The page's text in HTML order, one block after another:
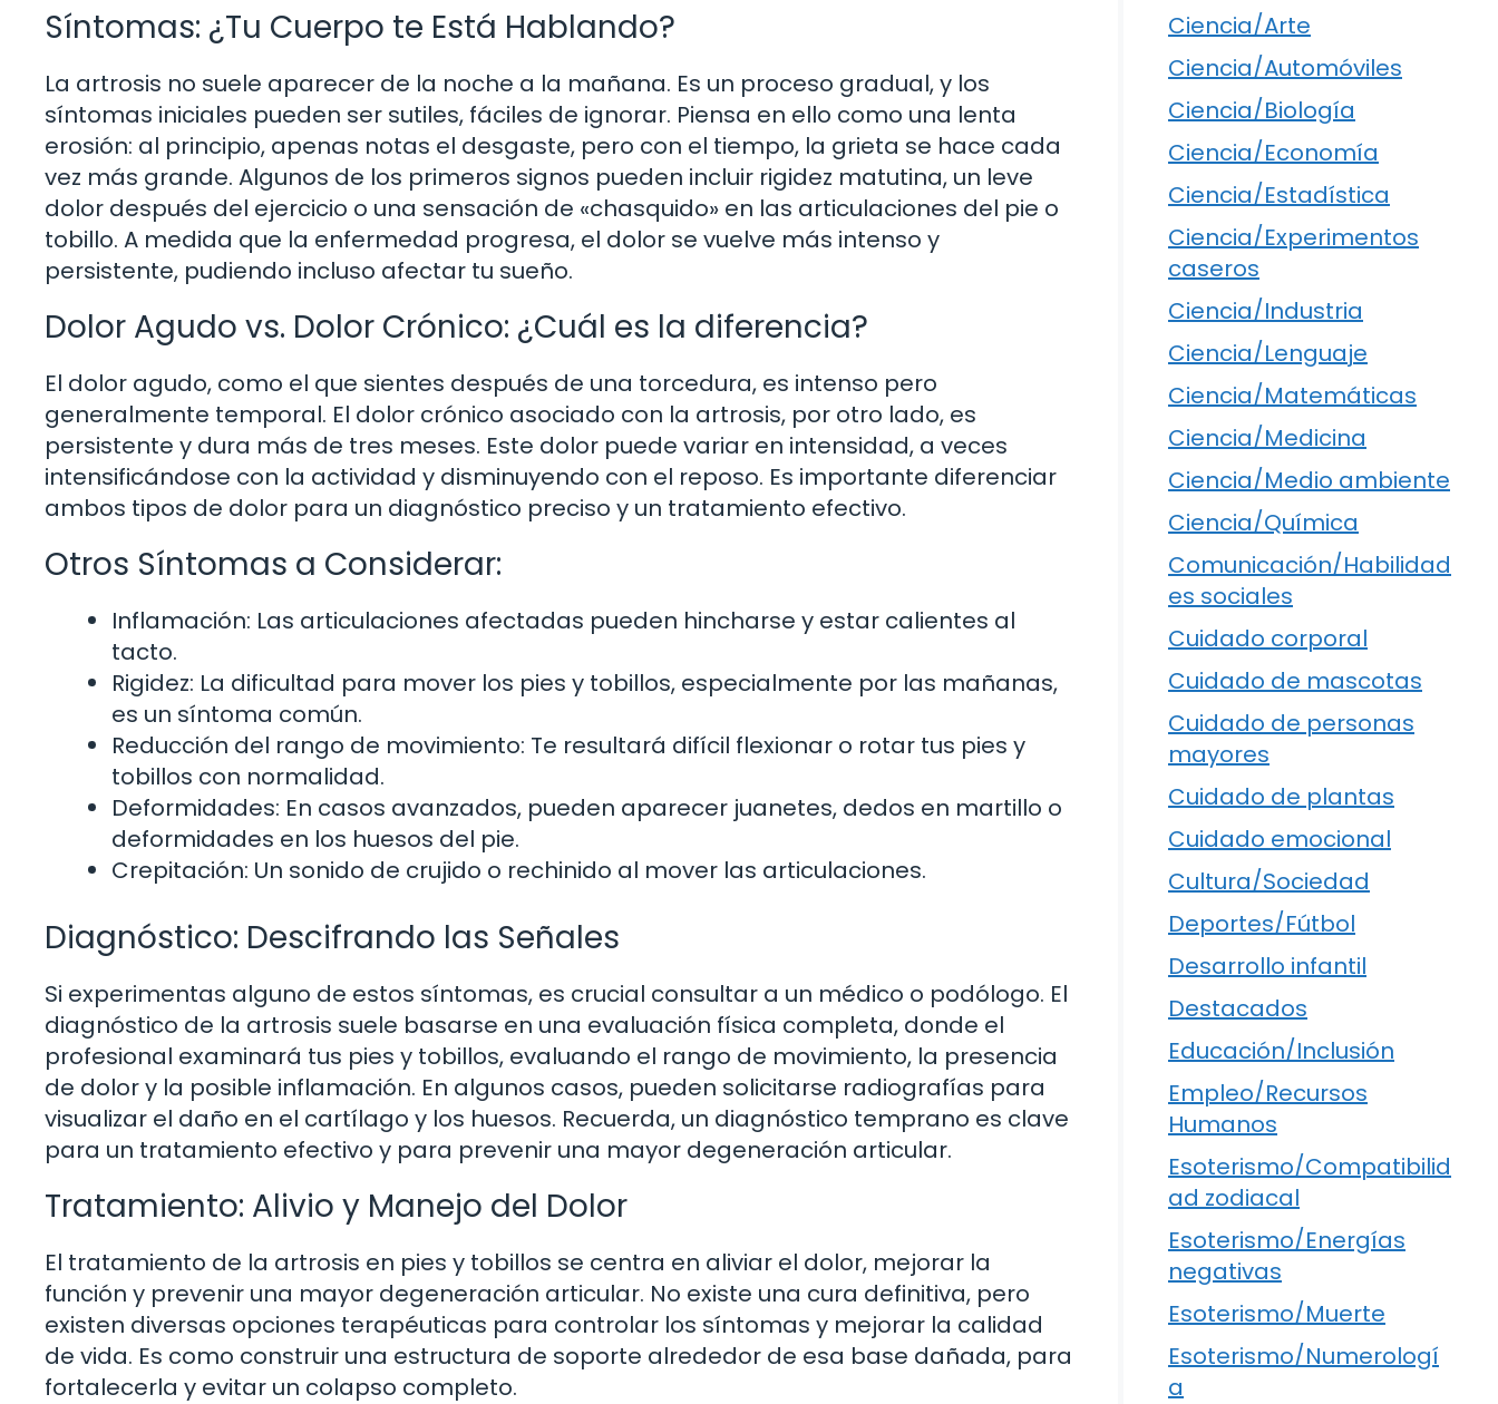
Síntomas: ¿Tu Cuerpo te Está Hablando?
La artrosis no suele aparecer de la noche a la mañana. Es un proceso gradual, y los
síntomas iniciales pueden ser sutiles, fáciles de ignorar. Piensa en ello como una lenta
erosión: al principio, apenas notas el desgaste, pero con el tiempo, la grieta se hace cada
vez más grande. Algunos de los primeros signos pueden incluir rigidez matutina, un leve
dolor después del ejercicio o una sensación de «chasquido» en las articulaciones del pie o
tobillo. A medida que la enfermedad progresa, el dolor se vuelve más intenso y
persistente, pudiendo incluso afectar tu sueño.
Dolor Agudo vs. Dolor Crónico: ¿Cuál es la diferencia?
El dolor agudo, como el que sientes después de una torcedura, es intenso pero
generalmente temporal. El dolor crónico asociado con la artrosis, por otro lado, es
persistente y dura más de tres meses. Este dolor puede variar en intensidad, a veces
intensificándose con la actividad y disminuyendo con el reposo. Es importante diferenciar
ambos tipos de dolor para un diagnóstico preciso y un tratamiento efectivo.
Otros Síntomas a Considerar:
Inflamación: Las articulaciones afectadas pueden hincharse y estar calientes al
tacto.
Rigidez: La dificultad para mover los pies y tobillos, especialmente por las mañanas,
es un síntoma común.
Reducción del rango de movimiento: Te resultará difícil flexionar o rotar tus pies y
tobillos con normalidad.
Deformidades: En casos avanzados, pueden aparecer juanetes, dedos en martillo o
deformidades en los huesos del pie.
Crepitación: Un sonido de crujido o rechinido al mover las articulaciones.
Diagnóstico: Descifrando las Señales
Si experimentas alguno de estos síntomas, es crucial consultar a un médico o podólogo. El
diagnóstico de la artrosis suele basarse en una evaluación física completa, donde el
profesional examinará tus pies y tobillos, evaluando el rango de movimiento, la presencia
de dolor y la posible inflamación. En algunos casos, pueden solicitarse radiografías para
visualizar el daño en el cartílago y los huesos. Recuerda, un diagnóstico temprano es clave
para un tratamiento efectivo y para prevenir una mayor degeneración articular.
Tratamiento: Alivio y Manejo del Dolor
El tratamiento de la artrosis en pies y tobillos se centra en aliviar el dolor, mejorar la
función y prevenir una mayor degeneración articular. No existe una cura definitiva, pero
existen diversas opciones terapéuticas para controlar los síntomas y mejorar la calidad
de vida. Es como construir una estructura de soporte alrededor de esa base dañada, para
fortalecerla y evitar un colapso completo.
Ciencia/Arte
Ciencia/Automóviles
Ciencia/Biología
Ciencia/Economía
Ciencia/Estadística
Ciencia/Experimentos
caseros
Ciencia/Industria
Ciencia/Lenguaje
Ciencia/Matemáticas
Ciencia/Medicina
Ciencia/Medio ambiente
Ciencia/Química
Comunicación/Habilidad
es sociales
Cuidado corporal
Cuidado de mascotas
Cuidado de personas
mayores
Cuidado de plantas
Cuidado emocional
Cultura/Sociedad
Deportes/Fútbol
Desarrollo infantil
Destacados
Educación/Inclusión
Empleo/Recursos
Humanos
Esoterismo/Compatibilid
ad zodiacal
Esoterismo/Energías
negativas
Esoterismo/Muerte
Esoterismo/Numerologí
a